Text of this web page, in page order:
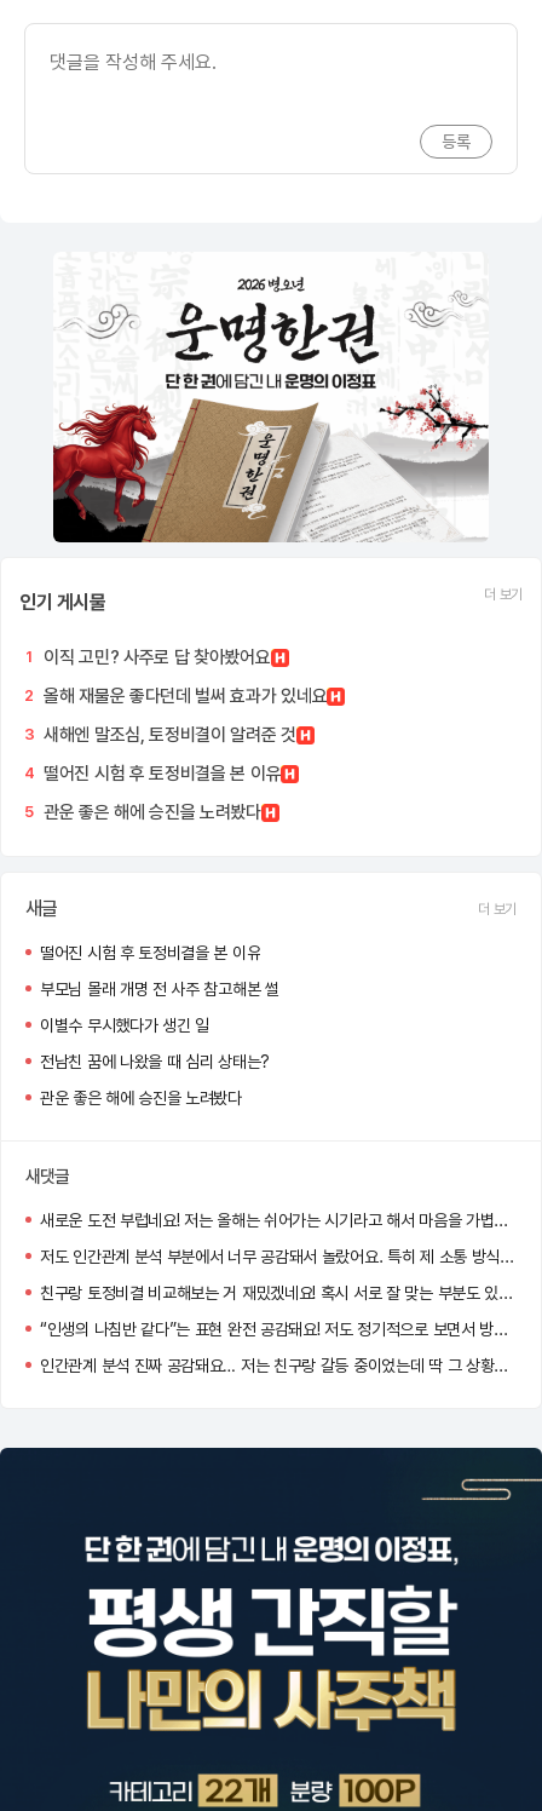
인기 게시물 더 보기
1 이직 고민? 사주로 답 찾아봤어요
2 올해 재물운 좋다던데 벌써 효과가 있네요
3 새해엔 말조심, 토정비결이 알려준 것
4 떨어진 시험 후 토정비결을 본 이유
5 관운 좋은 해에 승진을 노려봤다
새글 더 보기
떨어진 시험 후 토정비결을 본 이유
부모님 몰래 개명 전 사주 참고해본 썰
이별수 무시했다가 생긴 일
전남친 꿈에 나왔을 때 심리 상태는?
관운 좋은 해에 승진을 노려봤다
새댓글
새로운 도전 부럽네요! 저는 올해는 쉬어가는 시기라고 해서 마음을 가볍게 먹고 있어요~
저도 인간관계 분석 부분에서 너무 공감돼서 놀랐어요. 특히 제 소통 방식이 그대로 설명돼 있더라고요!
친구랑 토정비결 비교해보는 거 재밌겠네요! 혹시 서로 잘 맞는 부분도 있었나요?
“인생의 나침반 같다”는 표현 완전 공감돼요! 저도 정기적으로 보면서 방향을 다시 잡고 있어요 :)
인간관계 분석 진짜 공감돼요… 저는 친구랑 갈등 중이었는데 딱 그 상황이 나와서 놀랐어요!